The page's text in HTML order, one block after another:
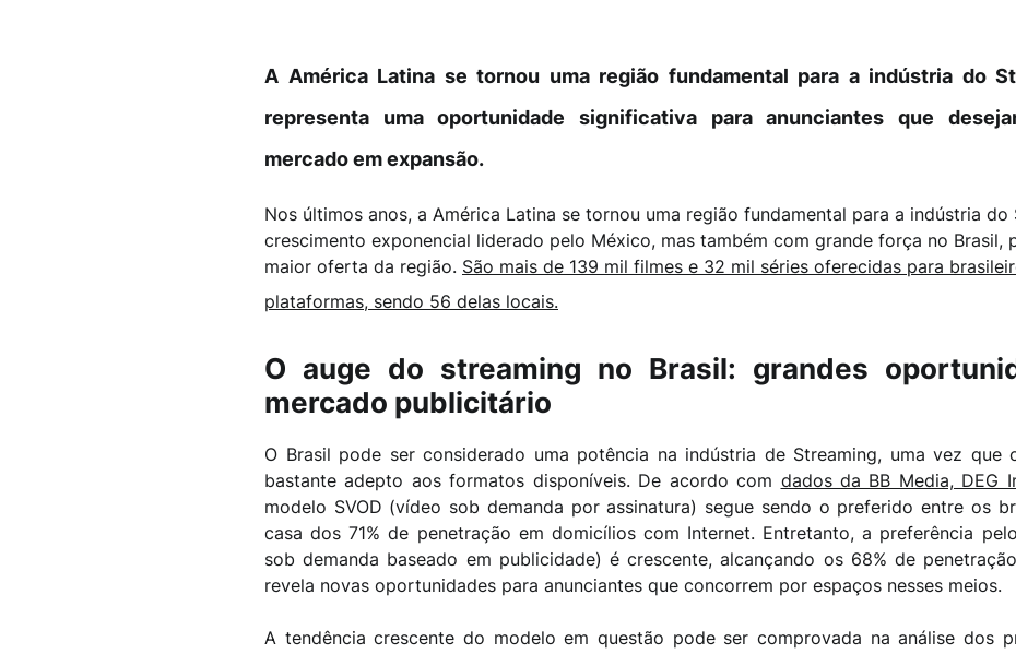
A América Latina se tornou uma região fundamental para a indústria do
representa uma oportunidade significativa para anunciantes que
mercado em expansão.
Nos últimos anos, a América Latina se tornou uma região fundamental para a indústria do
crescimento exponencial liderado pelo México, mas também com grande força no Brasil,
maior oferta da região. São mais de 139 mil filmes e 32 mil séries oferecidas para
plataformas, sendo 56 delas locais.
O auge do streaming no Brasil: grandes
mercado publicitário
O Brasil pode ser considerado uma potência na indústria de Streaming, uma vez que
bastante adepto aos formatos disponíveis. De acordo com dados da BB Media, DEG
modelo SVOD (vídeo sob demanda por assinatura) segue sendo o preferido entre os
casa dos 71% de penetração em domicílios com Internet. Entretanto,a preferência
sob demanda baseado em publicidade) é crescente, alcançando os 68% de
revela novas oportunidades para anunciantes que concorrem por espaços nesses meios.
A tendência crescente do modelo em questão pode ser comprovada na análise dos